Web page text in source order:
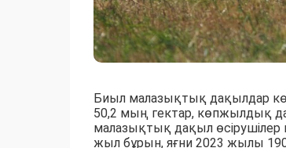
Биыл малазықтық дақылдар
50,2 мың гектар, көпжылдық
малазықтық дақыл
жыл бұрын, яғни 2023 жылы